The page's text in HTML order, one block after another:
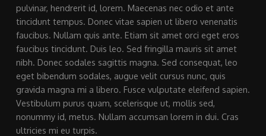
pulvinar, hendrerit id, lorem. Maecenas nec odio et ante
tincidunt tempus. Donec vitae sapien ut libero venenatis
faucibus. Nullam quis ante. Etiam sit amet orci eget eros
faucibus tincidunt. Duis leo. Sed fringilla mauris sit amet
nibh. Donec sodales sagittis magna. Sed consequat, leo
eget bibendum sodales, augue velit cursus nunc, quis
gravida magna mi a libero. Fusce vulputate eleifend sapien.
Vestibulum purus quam, scelerisque ut, mollis sed,
nonummy id, metus. Nullam accumsan lorem in dui. Cras
ultricies mi eu turpis.